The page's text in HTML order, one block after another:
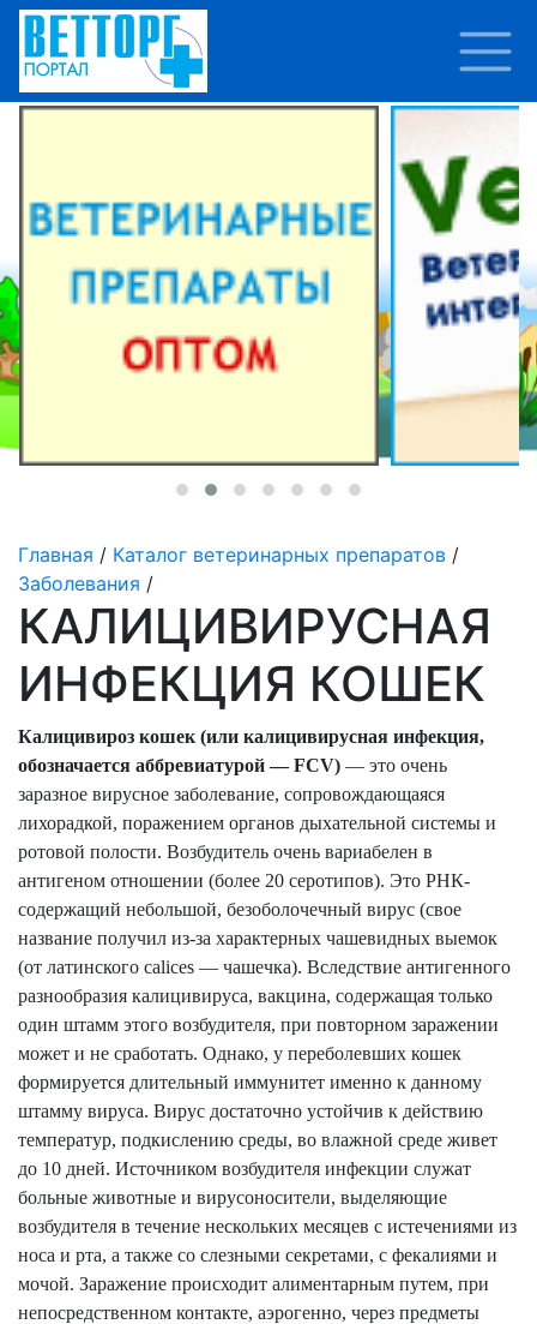
Главная / Каталог ветеринарных препаратов /
Заболевания /
КАЛИЦИВИРУСНАЯ
ИНФЕКЦИЯ КОШЕК
Калицивироз кошек (или калицивирусная инфекция,
обозначается аббревиатурой — FCV) — это очень
заразное вирусное заболевание, сопровождающаяся
лихорадкой, поражением органов дыхательной системы и
ротовой полости. Возбудитель очень вариабелен в
антигеном отношении (более 20 серотипов). Это РНК-
содержащий небольшой, безоболочечный вирус (свое
название получил из-за характерных чашевидных выемок
(от латинского calices — чашечка). Вследствие антигенного
разнообразия калицивируса, вакцина, содержащая только
один штамм этого возбудителя, при повторном заражении
может и не сработать. Однако, у переболевших кошек
формируется длительный иммунитет именно к данному
штамму вируса. Вирус достаточно устойчив к действию
температур, подкислению среды, во влажной среде живет
до 10 дней. Источником возбудителя инфекции служат
больные животные и вирусоносители, выделяющие
возбудителя в течение нескольких месяцев с истечениями из
носа и рта, а также со слезными секретами, с фекалиями и
мочой. Заражение происходит алиментарным путем, при
непосредственном контакте, аэрогенно, через предметы